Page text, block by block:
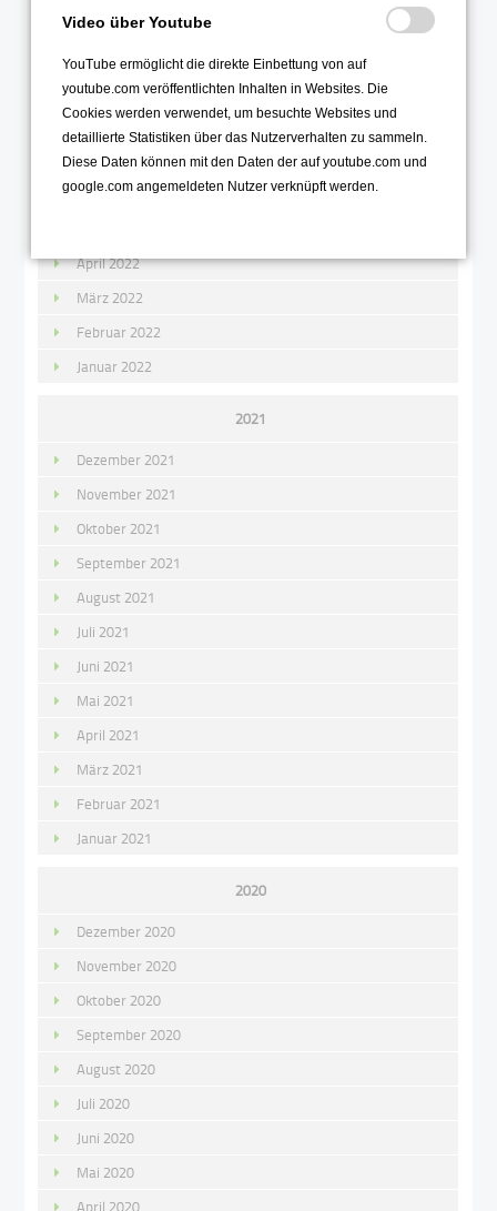
November 2022
Oktober 2022
September 2022
Juli 2022
Juni 2022
April 2022
März 2022
Februar 2022
Januar 2022
2021
Dezember 2021
November 2021
Oktober 2021
September 2021
August 2021
Juli 2021
Juni 2021
Mai 2021
April 2021
März 2021
Februar 2021
Januar 2021
2020
Dezember 2020
November 2020
Oktober 2020
September 2020
August 2020
Juli 2020
Juni 2020
Mai 2020
April 2020
Video über Youtube
YouTube ermöglicht die direkte Einbettung von auf
youtube.com veröffentlichten Inhalten in Websites. Die
Cookies werden verwendet, um besuchte Websites und
detaillierte Statistiken über das Nutzerverhalten zu sammeln.
Diese Daten können mit den Daten der auf youtube.com und
google.com angemeldeten Nutzer verknüpft werden.